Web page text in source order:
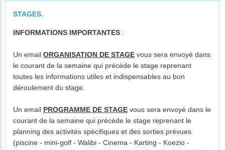
STAGES.
INFORMATIONS IMPORTANTES :
Un email ORGANISATION DE STAGE vous sera envoyé dans
le courant de la semaine qui précède le stage reprenant
toutes les informations utiles et indispensables au bon
déroulement du stage.
Un email PROGRAMME DE STAGE vous sera envoyé dans le
courant de la semaine qui précède le stage reprenant le
planning des activités spécifiques et des sorties prévues
(piscine - mini-golf - Walibi - Cinema - Karting - Koezio -